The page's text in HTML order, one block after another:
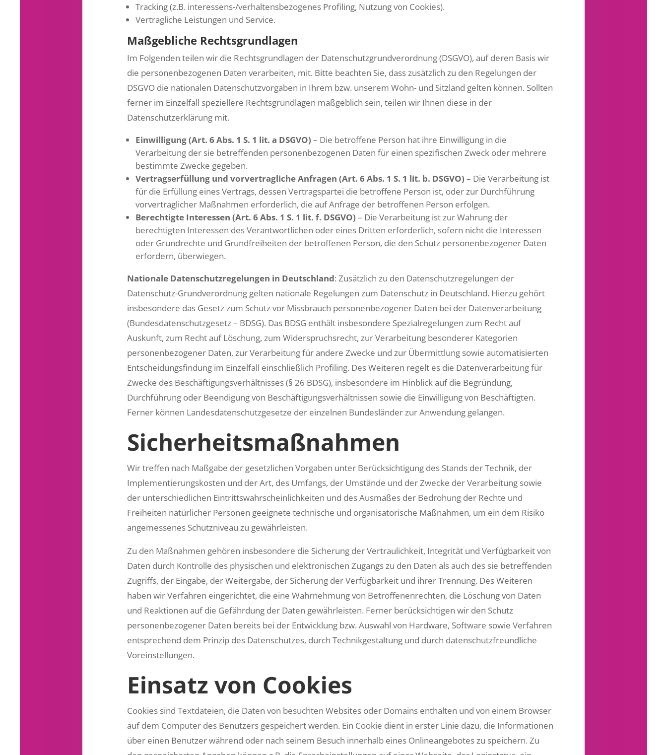
Tracking (z.B. interessens-/verhaltensbezogenes Profiling, Nutzung von Cookies).
Vertragliche Leistungen und Service.
Maßgebliche Rechtsgrundlagen
Im Folgenden teilen wir die Rechtsgrundlagen der Datenschutzgrundverordnung (DSGVO), auf deren Basis wir
die personenbezogenen Daten verarbeiten, mit. Bitte beachten Sie, dass zusätzlich zu den Regelungen der
DSGVO die nationalen Datenschutzvorgaben in Ihrem bzw. unserem Wohn- und Sitzland gelten können. Sollten
ferner im Einzelfall speziellere Rechtsgrundlagen maßgeblich sein, teilen wir Ihnen diese in der
Datenschutzerklärung mit.
Einwilligung (Art. 6 Abs. 1 S. 1 lit. a DSGVO) – Die betroffene Person hat ihre Einwilligung in die
Verarbeitung der sie betreffenden personenbezogenen Daten für einen spezifischen Zweck oder mehrere
bestimmte Zwecke gegeben.
Vertragserfüllung und vorvertragliche Anfragen (Art. 6 Abs. 1 S. 1 lit. b. DSGVO) – Die Verarbeitung ist
für die Erfüllung eines Vertrags, dessen Vertragspartei die betroffene Person ist, oder zur Durchführung
vorvertraglicher Maßnahmen erforderlich, die auf Anfrage der betroffenen Person erfolgen.
Berechtigte Interessen (Art. 6 Abs. 1 S. 1 lit. f. DSGVO) – Die Verarbeitung ist zur Wahrung der
berechtigten Interessen des Verantwortlichen oder eines Dritten erforderlich, sofern nicht die Interessen
oder Grundrechte und Grundfreiheiten der betroffenen Person, die den Schutz personenbezogener Daten
erfordern, überwiegen.
Nationale Datenschutzregelungen in Deutschland: Zusätzlich zu den Datenschutzregelungen der
Datenschutz-Grundverordnung gelten nationale Regelungen zum Datenschutz in Deutschland. Hierzu gehört
insbesondere das Gesetz zum Schutz vor Missbrauch personenbezogener Daten bei der Datenverarbeitung
(Bundesdatenschutzgesetz – BDSG). Das BDSG enthält insbesondere Spezialregelungen zum Recht auf
Auskunft, zum Recht auf Löschung, zum Widerspruchsrecht, zur Verarbeitung besonderer Kategorien
personenbezogener Daten, zur Verarbeitung für andere Zwecke und zur Übermittlung sowie automatisierten
Entscheidungsfindung im Einzelfall einschließlich Profiling. Des Weiteren regelt es die Datenverarbeitung für
Zwecke des Beschäftigungsverhältnisses (§ 26 BDSG), insbesondere im Hinblick auf die Begründung,
Durchführung oder Beendigung von Beschäftigungsverhältnissen sowie die Einwilligung von Beschäftigten.
Ferner können Landesdatenschutzgesetze der einzelnen Bundesländer zur Anwendung gelangen.
Sicherheitsmaßnahmen
Wir treffen nach Maßgabe der gesetzlichen Vorgaben unter Berücksichtigung des Stands der Technik, der
Implementierungskosten und der Art, des Umfangs, der Umstände und der Zwecke der Verarbeitung sowie
der unterschiedlichen Eintrittswahrscheinlichkeiten und des Ausmaßes der Bedrohung der Rechte und
Freiheiten natürlicher Personen geeignete technische und organisatorische Maßnahmen, um ein dem Risiko
angemessenes Schutzniveau zu gewährleisten.
Zu den Maßnahmen gehören insbesondere die Sicherung der Vertraulichkeit, Integrität und Verfügbarkeit von
Daten durch Kontrolle des physischen und elektronischen Zugangs zu den Daten als auch des sie betreffenden
Zugriffs, der Eingabe, der Weitergabe, der Sicherung der Verfügbarkeit und ihrer Trennung. Des Weiteren
haben wir Verfahren eingerichtet, die eine Wahrnehmung von Betroffenenrechten, die Löschung von Daten
und Reaktionen auf die Gefährdung der Daten gewährleisten. Ferner berücksichtigen wir den Schutz
personenbezogener Daten bereits bei der Entwicklung bzw. Auswahl von Hardware, Software sowie Verfahren
entsprechend dem Prinzip des Datenschutzes, durch Technikgestaltung und durch datenschutzfreundliche
Voreinstellungen.
Einsatz von Cookies
Cookies sind Textdateien, die Daten von besuchten Websites oder Domains enthalten und von einem Browser
auf dem Computer des Benutzers gespeichert werden. Ein Cookie dient in erster Linie dazu, die Informationen
über einen Benutzer während oder nach seinem Besuch innerhalb eines Onlineangebotes zu speichern. Zu